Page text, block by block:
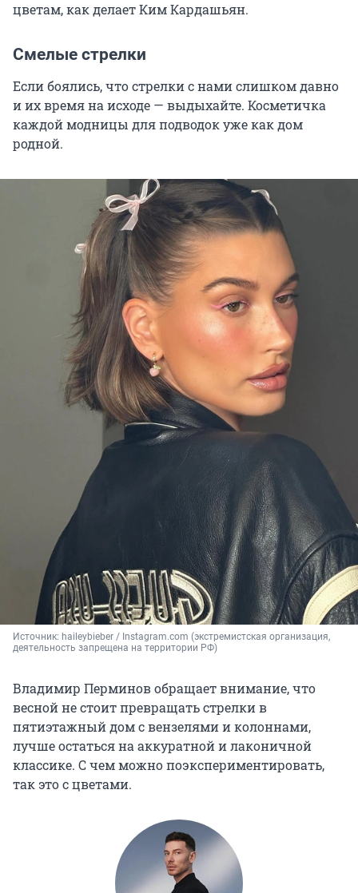
цветам, как делает Ким Кардашьян.
Смелые стрелки
Если боялись, что стрелки с нами слишком давно
и их время на исходе — выдыхайте. Косметичка
каждой модницы для подводок уже как дом
родной.
Источник: haileybieber / Instagram.com (экстремистская организация,
деятельность запрещена на территории РФ)
Владимир Перминов обращает внимание, что
весной не стоит превращать стрелки в
пятиэтажный дом с вензелями и колоннами,
лучше остаться на аккуратной и лаконичной
классике. С чем можно поэкспериментировать,
так это с цветами.